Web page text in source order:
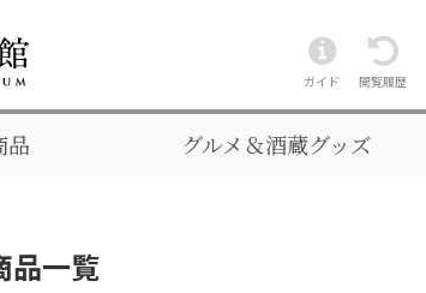
ガイド 閲覧履歴
品 グルメ＆酒蔵グッズ
品一覧